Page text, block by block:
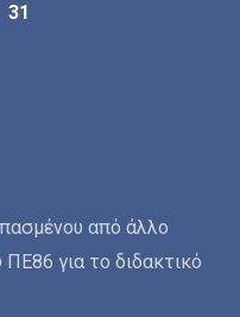
31
από άλλο
για το διδακτικό